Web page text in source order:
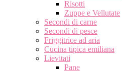
Risotti
Zuppe e Vellutate
Secondi di carne
Secondi di pesce
Friggitrice ad aria
Cucina tipica emiliana
Lievitati
Pane